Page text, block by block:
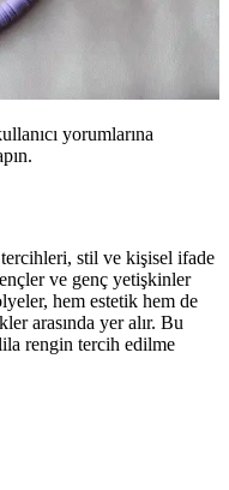
yorumlarına
stil ve kişisel ifade
ve genç yetişkinler
hem estetik hem de
arasında yer alır. Bu
rengin tercih edilme